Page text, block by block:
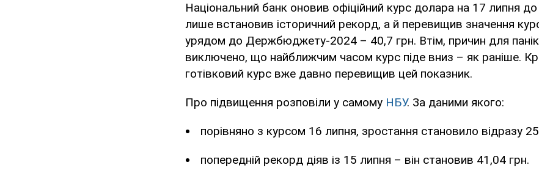
Національний банк оновив офіційний курс долара на 17 липня
лише встановив історичний рекорд, а й перевищив значення
урядом до Держбюджету-2024 – 40,7 грн. Втім, причин для
виключено, що найближчим часом курс піде вниз – як раніше.
готівковий курс вже давно перевищив цей показник.
Про підвищення розповіли у самому НБУ. За даними якого:
порівняно з курсом 16 липня, зростання становило відразу
попередній рекорд діяв із 15 липня – він становив 41,04 грн.